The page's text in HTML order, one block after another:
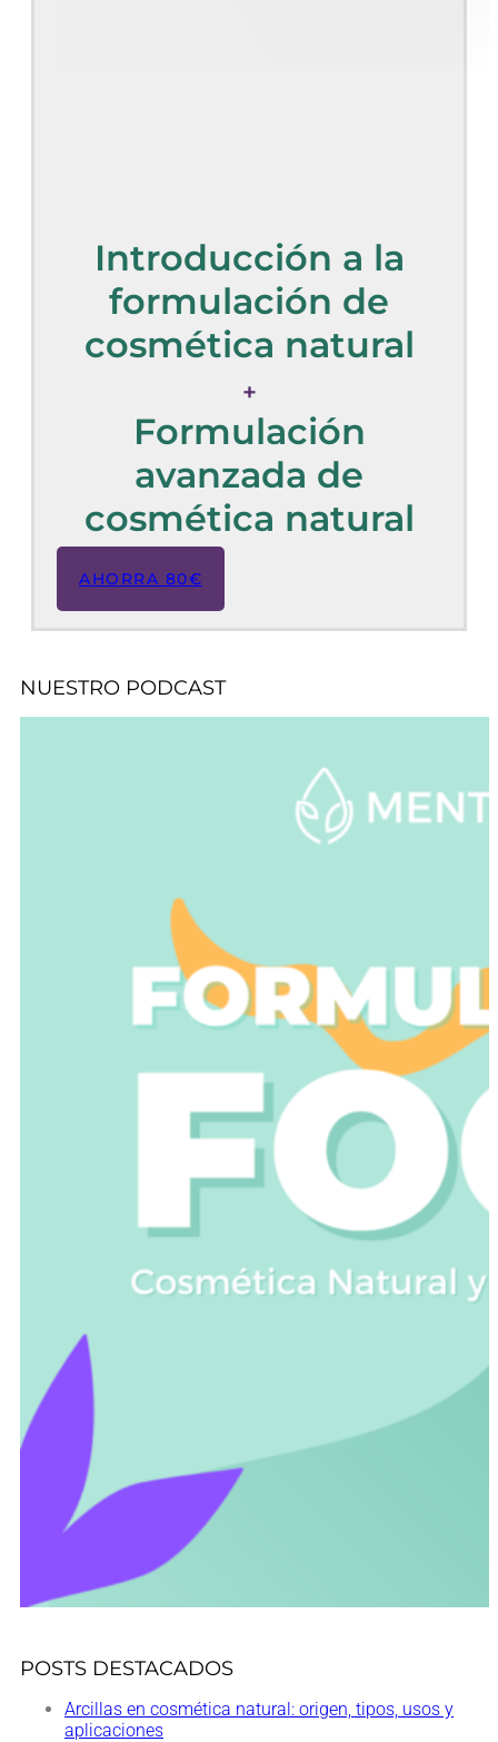
Introducción a la
formulación de
cosmética natural
+
Formulación
avanzada de
cosmética natural
AHORRA 80€
NUESTRO PODCAST
POSTS DESTACADOS
Arcillas en cosmética natural: origen, tipos, usos y
aplicaciones